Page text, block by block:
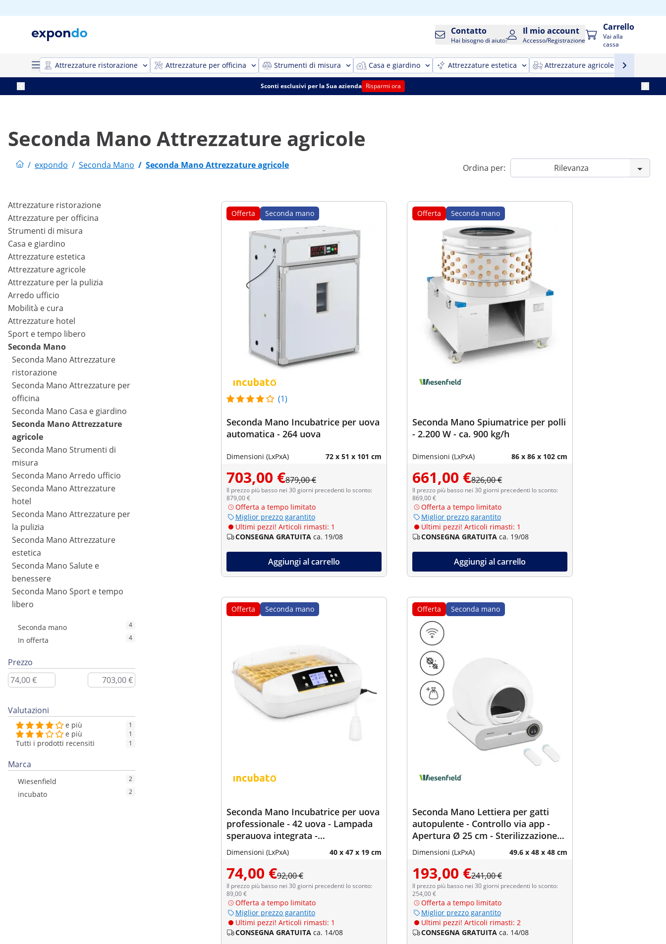
Contatto
Hai bisogno di aiuto?
Il mio account
Accesso/Registrazione
Carrello
Vai alla
cassa
Attrezzature ristorazione Attrezzature per officina Strumenti di misura Casa e giardino Attrezzature estetica Attrezzature agricole
Sconti esclusivi per la Sua azienda Risparmi ora
Seconda Mano Attrezzature agricole
/ expondo / Seconda Mano / Seconda Mano Attrezzature agricole Ordina per:
Attrezzature ristorazione
Attrezzature per officina
Strumenti di misura
Casa e giardino
Attrezzature estetica
Attrezzature agricole
Attrezzature per la pulizia
Arredo ufficio
Mobilità e cura
Attrezzature hotel
Sport e tempo libero
Seconda Mano
Seconda Mano Attrezzature
ristorazione
Seconda Mano Attrezzature per
officina
Seconda Mano Casa e giardino
Seconda Mano Attrezzature
agricole
Seconda Mano Strumenti di
misura
Seconda Mano Arredo ufficio
Seconda Mano Attrezzature
hotel
Seconda Mano Attrezzature per
la pulizia
Seconda Mano Attrezzature
estetica
Seconda Mano Salute e
benessere
Seconda Mano Sport e tempo
libero
Seconda mano 4
In offerta 4
Prezzo
Valutazioni
e più 1
e più 1
Tutti i prodotti recensiti 1
Marca
Wiesenfield 2
incubato 2
Offerta Seconda mano
(1)
Seconda Mano Incubatrice per uova
automatica - 264 uova
Dimensioni (LxPxA) 72 x 51 x 101 cm
703,00 €879,00 €
Il prezzo più basso nei 30 giorni precedenti lo sconto:
879,00 €
Offerta a tempo limitato
Miglior prezzo garantito
Ultimi pezzi! Articoli rimasti: 1
CONSEGNA GRATUITA ca. 19/08
Aggiungi al carrello
Offerta Seconda mano
Seconda Mano Spiumatrice per polli
- 2.200 W - ca. 900 kg/h
Dimensioni (LxPxA) 86 x 86 x 102 cm
661,00 €826,00 €
Il prezzo più basso nei 30 giorni precedenti lo sconto:
869,00 €
Offerta a tempo limitato
Miglior prezzo garantito
Ultimi pezzi! Articoli rimasti: 1
CONSEGNA GRATUITA ca. 19/08
Aggiungi al carrello
Offerta Seconda mano
Seconda Mano Incubatrice per uova
professionale - 42 uova - Lampada
sperauova integrata -
Completamente automatica
Dimensioni (LxPxA) 40 x 47 x 19 cm
74,00 €92,00 €
Il prezzo più basso nei 30 giorni precedenti lo sconto:
89,00 €
Offerta a tempo limitato
Miglior prezzo garantito
Ultimi pezzi! Articoli rimasti: 1
CONSEGNA GRATUITA ca. 14/08
Offerta Seconda mano
Seconda Mano Lettiera per gatti
autopulente - Controllo via app -
Apertura Ø 25 cm - Sterilizzazione
plasma
Dimensioni (LxPxA) 49.6 x 48 x 48 cm
193,00 €241,00 €
Il prezzo più basso nei 30 giorni precedenti lo sconto:
254,00 €
Offerta a tempo limitato
Miglior prezzo garantito
Ultimi pezzi! Articoli rimasti: 2
CONSEGNA GRATUITA ca. 14/08